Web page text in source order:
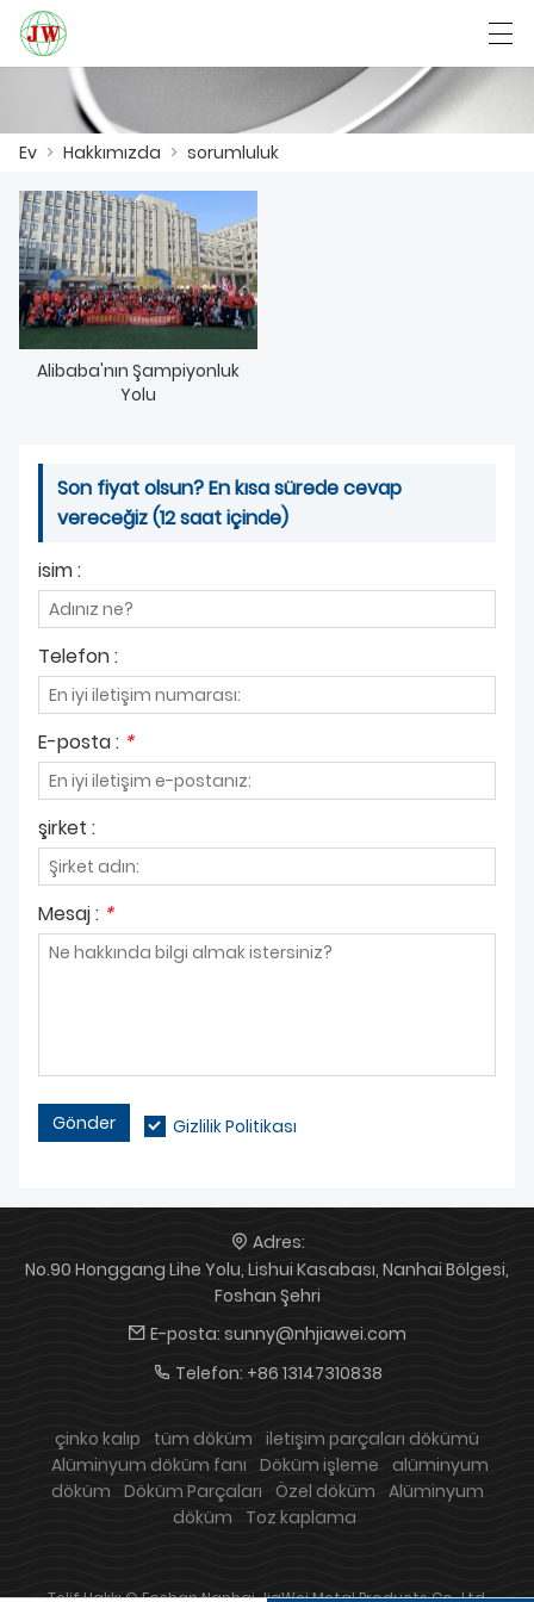
EV
ÜRÜNLER
HABER
BIZIMLE ILETIŞIME GEÇIN
HAKKIMIZDA
العربية Deutsch English
Ev > Hakkımızda > sorumluluk
Alibaba'nın Şampiyonluk
Yolu
Son fiyat olsun? En kısa sürede cevap
vereceğiz (12 saat içinde)
isim :
Telefon :
E-posta : *
şirket :
Mesaj : *
Gönder Gizlilik Politikası
Adres:
No.90 Honggang Lihe Yolu, Lishui Kasabası, Nanhai Bölgesi,
Foshan Şehri
E-posta: sunny@nhjiawei.com
Telefon: +86 13147310838
çinko kalıp tüm döküm iletişim parçaları dökümü
Alüminyum döküm fanı Döküm işleme alüminyum
döküm Döküm Parçaları Özel döküm Alüminyum
döküm
Toz kaplama